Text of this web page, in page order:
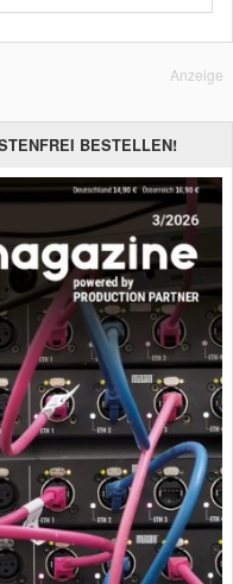
Anzeige
BESTELLEN!